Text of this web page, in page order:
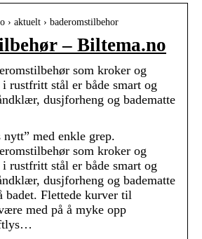
› aktuelt › baderomstilbehor
– Biltema.no
som kroker og
rustfritt stål er både smart og
dusjforheng og badematte
nytt” med enkle grep.
som kroker og
rustfritt stål er både smart og
dusjforheng og badematte
badet. Flettede kurver til
med på å myke opp